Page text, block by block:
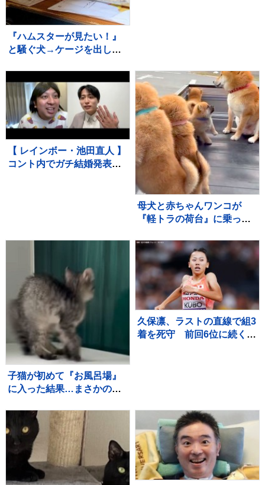
『ハムスターが見たい！』
と騒ぐ犬→ケージを出して
光景に反響「なんて尊い
の」「姿勢がｗ」
【 レインボー・池田直人 】
コント内でガチ結婚発表
母犬と赤ちゃんワンコが
『軽トラの荷台』に乗った
『尊すぎる警備』が217万
再生「可愛いの渋滞」「た
まらない景色」
子猫が初めて『お風呂場』
に入った結果…まさかの
再生「兄猫たちがたまらん
ｗ」「見守り隊が増えて笑
った」
久保凛、ラストの直線で組3
着を死守 前回6位に続く2